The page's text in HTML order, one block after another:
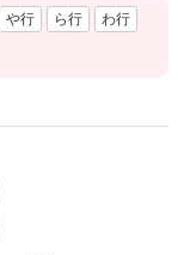
や行 ら行 わ行